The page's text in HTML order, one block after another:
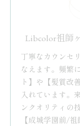
Libcolor祖師
丁寧なカウンセ
なえます。頻繁
ト】や【髪質改
入れています。
ンクオリティの
【成城学園前/